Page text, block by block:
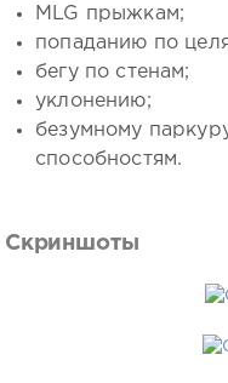
MLG прыжкам;
попаданию по
бегу по стенам;
уклонению;
безумному
способностям.
Скриншоты